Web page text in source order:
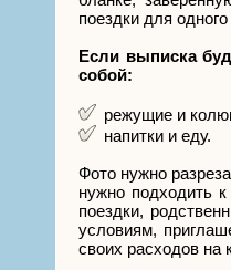
поездки для
Если выписка
собой:
режущие и
напитки и еду.
Фото нужно
нужно подходить
поездки,
условиям,
своих расходов на